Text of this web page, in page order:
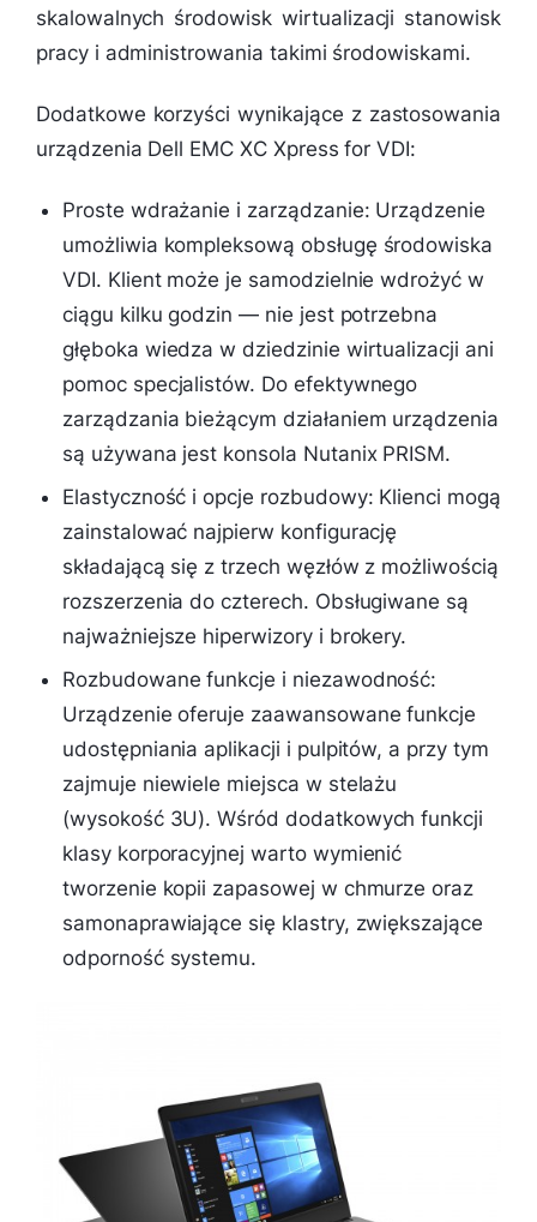
skalowalnych środowisk wirtualizacji stanowisk
pracy i administrowania takimi środowiskami.
Dodatkowe korzyści wynikające z zastosowania
urządzenia Dell EMC XC Xpress for VDI:
Proste wdrażanie i zarządzanie: Urządzenie
umożliwia kompleksową obsługę środowiska
VDI. Klient może je samodzielnie wdrożyć w
ciągu kilku godzin — nie jest potrzebna
głęboka wiedza w dziedzinie wirtualizacji ani
pomoc specjalistów. Do efektywnego
zarządzania bieżącym działaniem urządzenia
są używana jest konsola Nutanix PRISM.
Elastyczność i opcje rozbudowy: Klienci mogą
zainstalować najpierw konfigurację
składającą się z trzech węzłów z możliwością
rozszerzenia do czterech. Obsługiwane są
najważniejsze hiperwizory i brokery.
Rozbudowane funkcje i niezawodność:
Urządzenie oferuje zaawansowane funkcje
udostępniania aplikacji i pulpitów, a przy tym
zajmuje niewiele miejsca w stelażu
(wysokość 3U). Wśród dodatkowych funkcji
klasy korporacyjnej warto wymienić
tworzenie kopii zapasowej w chmurze oraz
samonaprawiające się klastry, zwiększające
odporność systemu.